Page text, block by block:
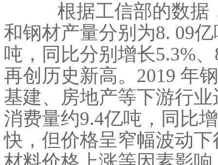
根据工信部的数据
和钢材产量分别为8. 09
吨，同比分别增长5.3%
再创历史新高。2019 年
基建、房地产等下游行
消费量约9.4亿吨，同比
快，但价格呈窄幅波动